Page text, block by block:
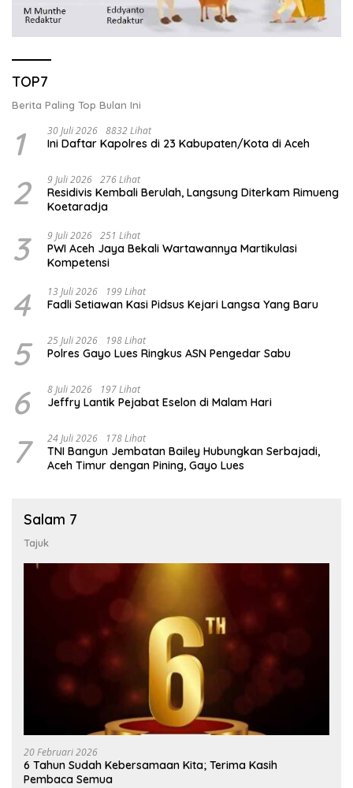
TOP7
Berita Paling Top Bulan Ini
1 30 Juli 2026 8832 Lihat
Ini Daftar Kapolres di 23 Kabupaten/Kota di Aceh
2 9 Juli 2026 276 Lihat
Residivis Kembali Berulah, Langsung Diterkam Rimueng
Koetaradja
3 9 Juli 2026 251 Lihat
PWI Aceh Jaya Bekali Wartawannya Martikulasi
Kompetensi
4 13 Juli 2026 199 Lihat
Fadli Setiawan Kasi Pidsus Kejari Langsa Yang Baru
5 25 Juli 2026 198 Lihat
Polres Gayo Lues Ringkus ASN Pengedar Sabu
6 8 Juli 2026 197 Lihat
Jeffry Lantik Pejabat Eselon di Malam Hari
7 24 Juli 2026 178 Lihat
TNI Bangun Jembatan Bailey Hubungkan Serbajadi,
Aceh Timur dengan Pining, Gayo Lues
Salam 7
Tajuk
20 Februari 2026
6 Tahun Sudah Kebersamaan Kita; Terima Kasih
Pembaca Semua